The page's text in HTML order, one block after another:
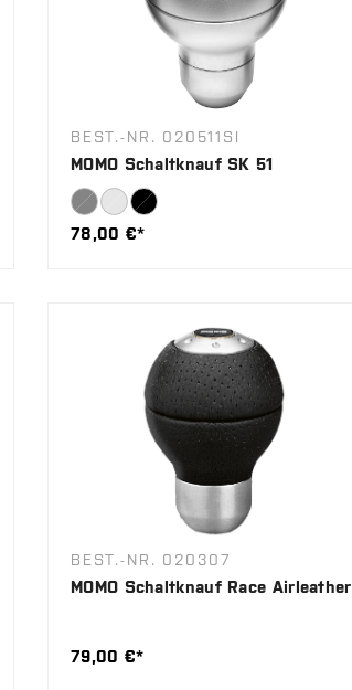
BEST.-NR. 020511SI
MOMO Schaltknauf SK 51
78,00 €*
BEST.-NR. 020307
MOMO Schaltknauf Race Airleather
79,00 €*